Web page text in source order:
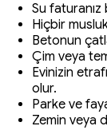
Su
Hiçbir
Betonun
Çim veya
Evinizin
olur.
Parke ve
Zemin veya